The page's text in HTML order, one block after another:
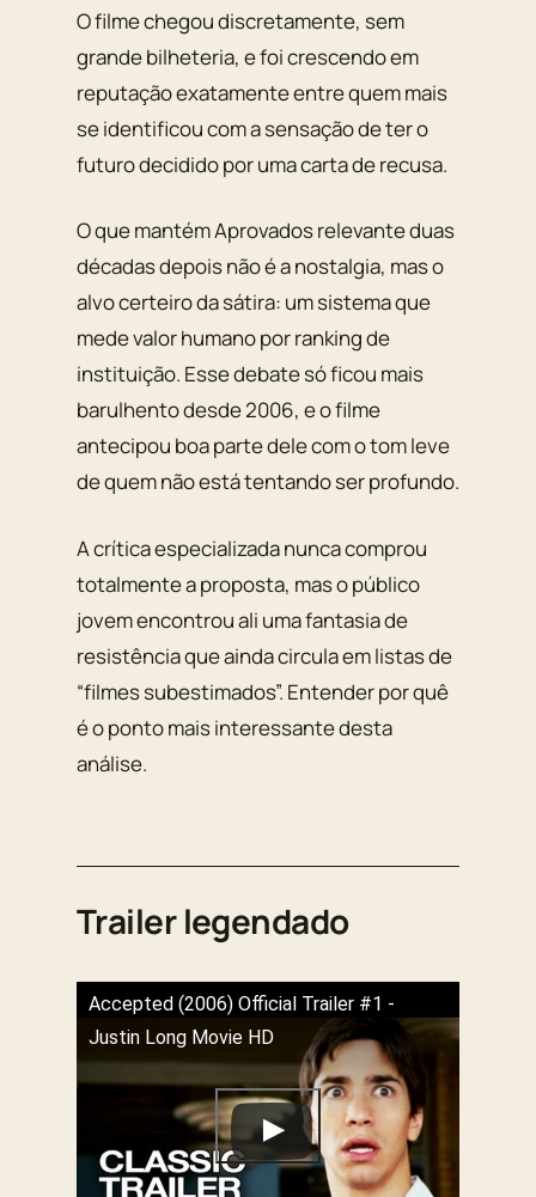
O filme chegou discretamente, sem
grande bilheteria, e foi crescendo em
reputação exatamente entre quem mais
se identificou com a sensação de ter o
futuro decidido por uma carta de recusa.
O que mantémAprovadosrelevante duas
décadas depois não é a nostalgia, mas o
alvo certeiro da sátira: um sistema que
mede valor humano por ranking de
instituição. Esse debate só ficou mais
barulhento desde 2006, e o filme
antecipou boa parte dele com o tom leve
de quem não está tentando ser profundo.
A crítica especializada nunca comprou
totalmente a proposta, mas o público
jovem encontrou ali uma fantasia de
resistência que ainda circula em listas de
“filmes subestimados”. Entender por quê
é o ponto mais interessante desta
análise.
Trailer legendado
Accepted (2006) Official Trailer #1 -
Justin Long Movie HD